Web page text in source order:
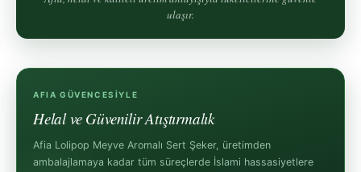
ulaşır.
AFIA GÜVENCESİYLE
Helal ve Güvenilir Atıştırmalık
Afia Lolipop Meyve Aromalı Sert Şeker, üretimden
ambalajlamaya kadar tüm süreçlerde İslami hassasiyetlere